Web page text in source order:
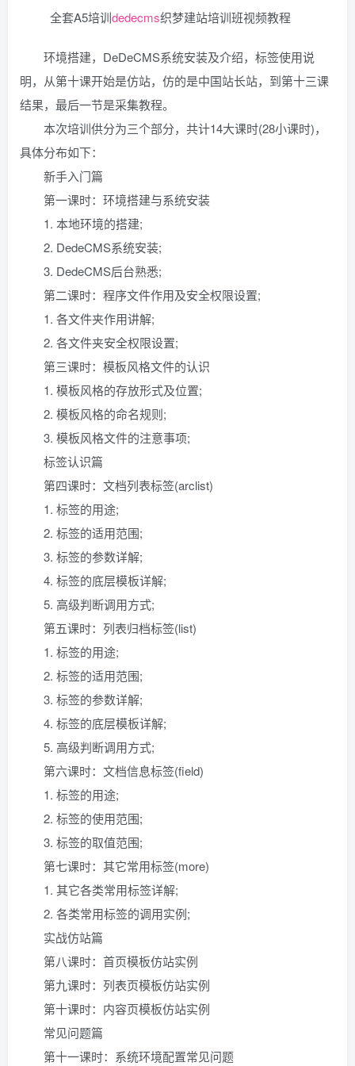
全套A5培训dedecms织梦建站培训班视频教程
环境搭建，DeDeCMS系统安装及介绍，标签使用说
明，从第十课开始是仿站，仿的是中国站长站，到第十三课
结果，最后一节是采集教程。
本次培训供分为三个部分，共计14大课时(28小课时)，
具体分布如下：
新手入门篇
第一课时：环境搭建与系统安装
1. 本地环境的搭建;
2. DedeCMS系统安装;
3. DedeCMS后台熟悉;
第二课时：程序文件作用及安全权限设置;
1. 各文件夹作用讲解;
2. 各文件夹安全权限设置;
第三课时：模板风格文件的认识
1. 模板风格的存放形式及位置;
2. 模板风格的命名规则;
3. 模板风格文件的注意事项;
标签认识篇
第四课时：文档列表标签(arclist)
1. 标签的用途;
2. 标签的适用范围;
3. 标签的参数详解;
4. 标签的底层模板详解;
5. 高级判断调用方式;
第五课时：列表归档标签(list)
1. 标签的用途;
2. 标签的适用范围;
3. 标签的参数详解;
4. 标签的底层模板详解;
5. 高级判断调用方式;
第六课时：文档信息标签(field)
1. 标签的用途;
2. 标签的使用范围;
3. 标签的取值范围;
第七课时：其它常用标签(more)
1. 其它各类常用标签详解;
2. 各类常用标签的调用实例;
实战仿站篇
第八课时：首页模板仿站实例
第九课时：列表页模板仿站实例
第十课时：内容页模板仿站实例
常见问题篇
第十一课时：系统环境配置常见问题